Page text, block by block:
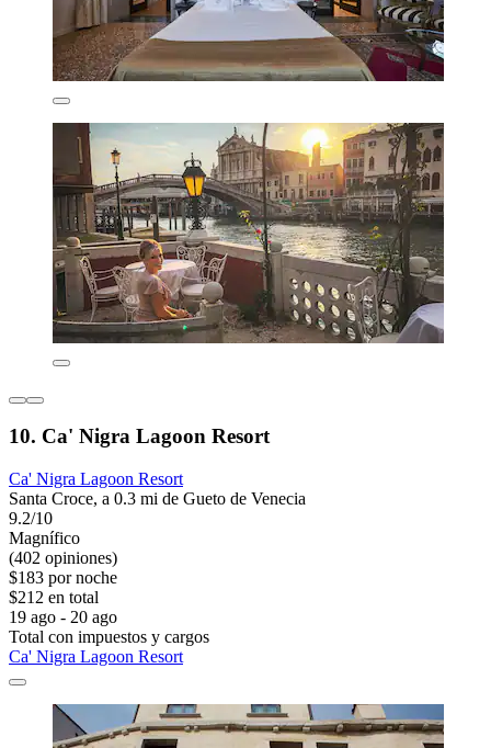
10. Ca' Nigra Lagoon Resort
Ca' Nigra Lagoon Resort
Santa Croce, a 0.3 mi de Gueto de Venecia
9.2/10
Magnífico
(402 opiniones)
$183 por noche
$212 en total
19 ago - 20 ago
Total con impuestos y cargos
Ca' Nigra Lagoon Resort